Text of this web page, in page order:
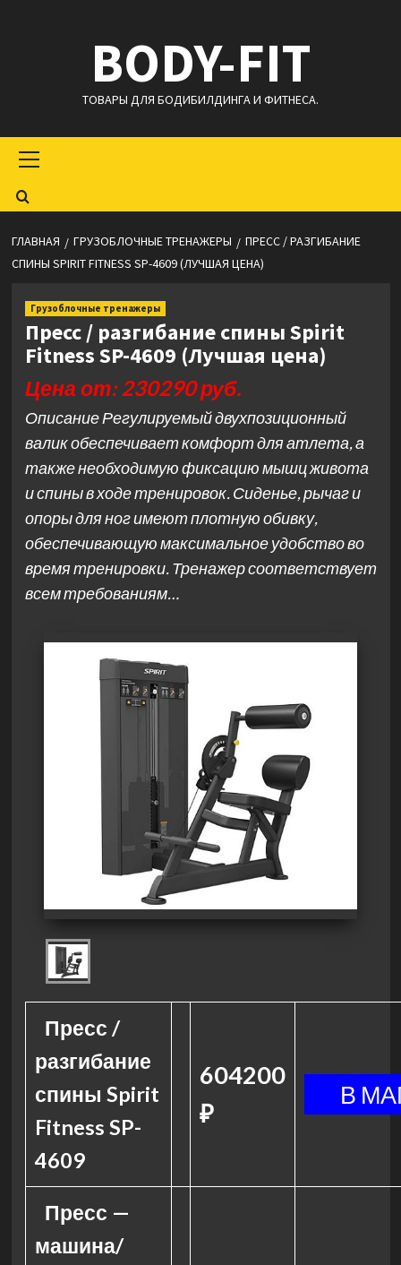
BODY-FIT
ТОВАРЫ ДЛЯ БОДИБИЛДИНГА И ФИТНЕСА.
меню
ГЛАВНАЯ ГРУЗОБЛОЧНЫЕ ТРЕНАЖЕРЫ
ПРЕСС / РАЗГИБАНИЕ
СПИНЫ SPIRIT FITNESS SP-4609 (ЛУЧШАЯ ЦЕНА)
Грузоблочные тренажеры
Пресс / разгибание спины Spirit
Fitness SP-4609 (Лучшая цена)
Цена от: 230290 руб.
Описание Регулируемый двухпозиционный
валик обеспечивает комфорт для атлета, а
также необходимую фиксацию мышц живота
и спины в ходе тренировок. Сиденье, рычаг и
опоры для ног имеют плотную обивку,
обеспечивающую максимальное удобство во
время тренировки. Тренажер соответствует
всем требованиям…
Пресс /
разгибание
спины Spirit
Fitness SP-
4609
604200
₽
Пресс —
машина/